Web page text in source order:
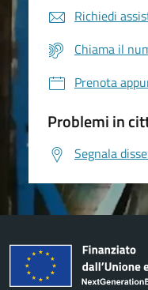
Richiedi
Chiama il
Prenota
Problemi in
Segnala